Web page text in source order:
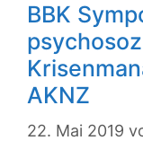
BBK
AKNZ
22. Mai 2019